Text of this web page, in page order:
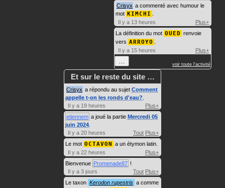
Crisyx a commenté avec humour le
mot KIMCHI
Il y a 13 heures
Plus+
La définition du mot OUED renvoie
vers ARROYO
Il y a 15 heures
Plus+
… voir toute l'activité
Et sur le reste du site …
Crisyx a répondu au sujet Comment
appelle t-on les ronds d'eau?
Il y a 19 heures
Plus+
etiennem a joué la partie Mercredi 05
juin 2024
Il y a 20 heures
Tout Plus+
Le mot OCTAVON
a un étymon latin.
Il y a 22 heures
Plus+
Bienvenue Promenade87 !
Il y a 3 jours
Tout Plus+
Le taxon Kerodon rupestris a comme